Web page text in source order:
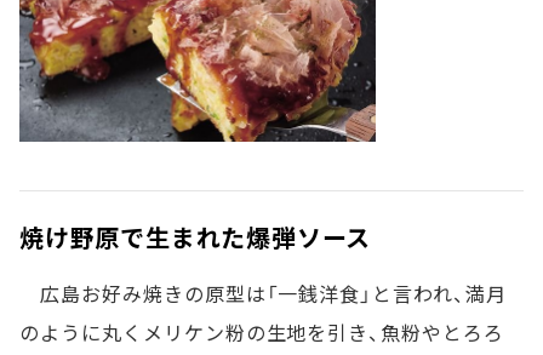
焼け野原で生まれた爆弾ソース
広島お好み焼きの原型は「一銭洋食」と言われ、満月
のように丸くメリケン粉の生地を引き、魚粉やとろろ